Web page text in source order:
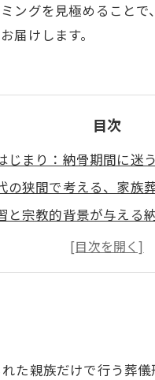
ングを見極めること
届けします。
目次
じまり：納骨期間に迷
の狭間で考える、家族
と宗教的背景が与える
適切な見極め方：心穏
てわかった、家族葬で
疑問すっきり解消！家
た親族だけで行う葬